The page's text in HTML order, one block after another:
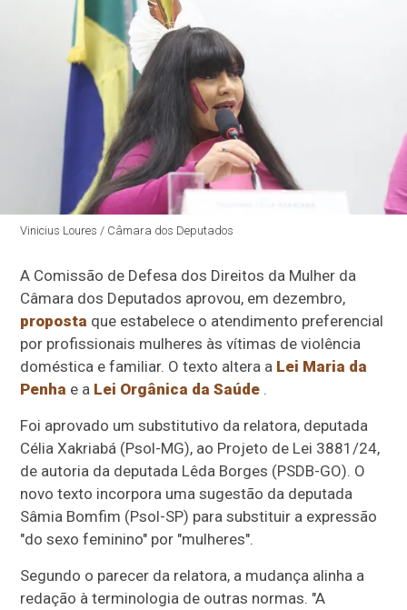
Vinicius Loures / Câmara dos Deputados
A Comissão de Defesa dos Direitos da Mulher da
Câmara dos Deputados aprovou, em dezembro,
proposta que estabelece o atendimento preferencial
por profissionais mulheres às vítimas de violência
doméstica e familiar. O texto altera a Lei Maria da
Penha e a Lei Orgânica da Saúde .
Foi aprovado umsubstitutivo da relatora, deputada
Célia Xakriabá (Psol-MG), ao Projeto de Lei 3881/24,
de autoria da deputada Lêda Borges (PSDB-GO). O
novo texto incorpora uma sugestão da deputada
Sâmia Bomfim (Psol-SP) para substituir a expressão
"do sexo feminino" por "mulheres".
Segundo o parecer da relatora, a mudança alinha a
redação à terminologia de outras normas. "A